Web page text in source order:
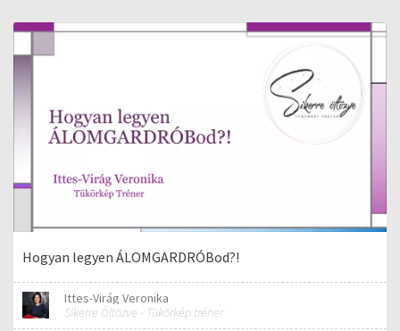
Hogyan legyen ÁLOMGARDRÓBod?!
Ittes-Virág Veronika
Sikerre Öltözve - Tükörkép tréner